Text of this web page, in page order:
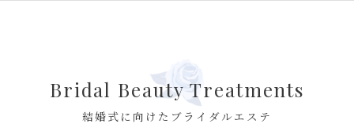
結婚式に向けたブライダルエステ
Bridal Beauty Treatments